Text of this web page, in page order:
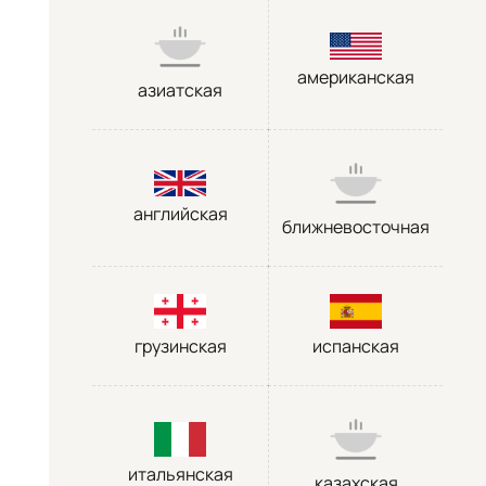
азиатская
американская
английская
ближневосточная
грузинская испанская
итальянская